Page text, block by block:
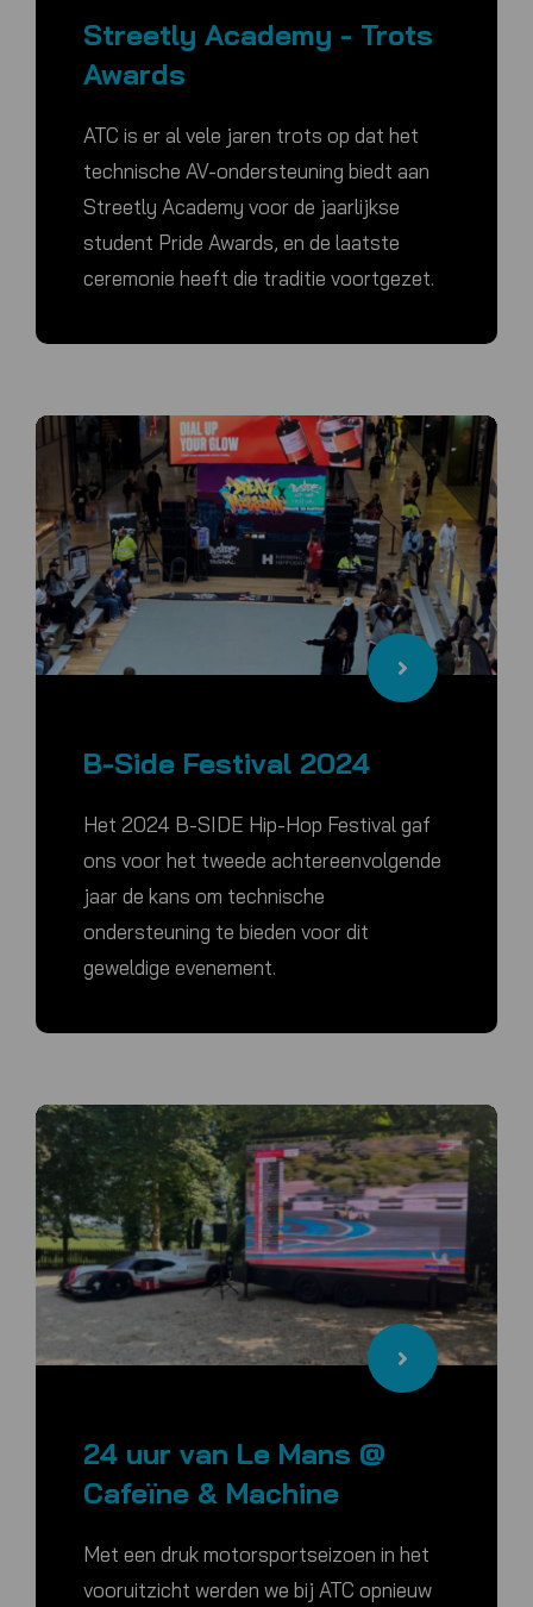
Streetly Academy - Trots
Awards
ATC is er al vele jaren trots op dat het
technische AV-ondersteuning biedt aan
Streetly Academy voor de jaarlijkse
student Pride Awards, en de laatste
ceremonie heeft die traditie voortgezet.
B-Side Festival 2024
Het 2024 B-SIDE Hip-Hop Festival gaf
ons voor het tweede achtereenvolgende
jaar de kans om technische
ondersteuning te bieden voor dit
geweldige evenement.
24 uur van Le Mans @
Cafeïne & Machine
Met een druk motorsportseizoen in het
vooruitzicht werden we bij ATC opnieuw